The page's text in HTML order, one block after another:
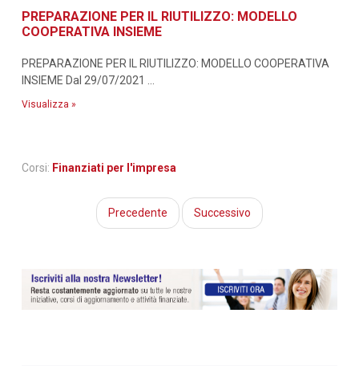
PREPARAZIONE PER IL RIUTILIZZO: MODELLO
COOPERATIVA INSIEME
PREPARAZIONE PER IL RIUTILIZZO: MODELLO COOPERATIVA
INSIEME Dal 29/07/2021 ...
Visualizza »
Corsi: Finanziati per l'impresa
Precedente Successivo